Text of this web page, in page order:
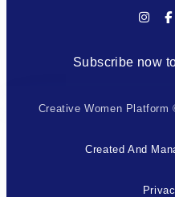
Subscribe now
Creative Women Platform
Created And